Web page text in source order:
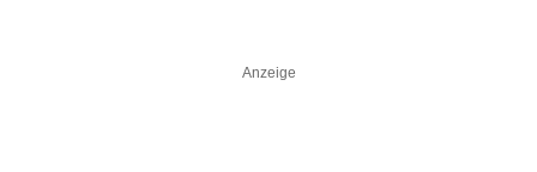
Anzeige